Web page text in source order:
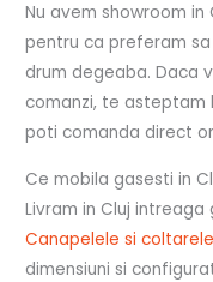
Nu avem showroom in
pentru ca preferam
drum degeaba. Daca
comanzi, te
poti comanda direct
Ce mobila gasesti in
Livram in Cluj
Canapelele si
dimensiuni si